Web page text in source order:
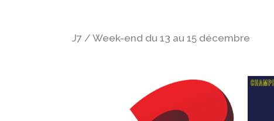
J7 / Week-end du 13 au 15 décembre